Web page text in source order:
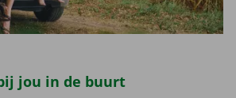
jou in de buurt